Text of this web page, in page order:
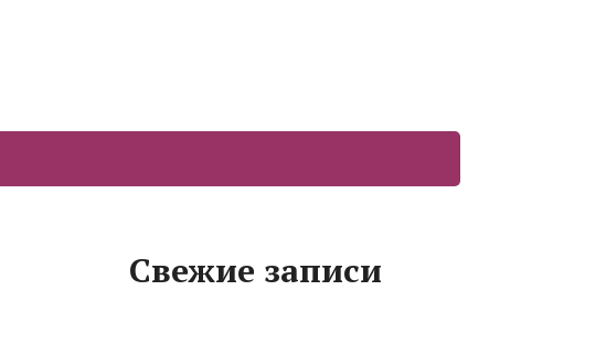
Свежие записи